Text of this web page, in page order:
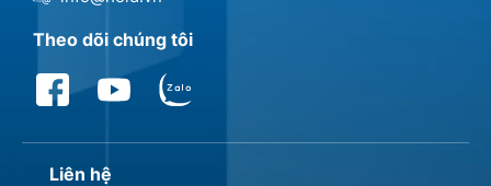
Theo dõi chúng tôi
Liên hệ